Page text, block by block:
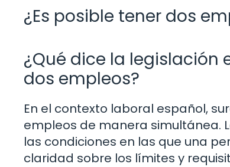
¿Es posible tener dos
¿Qué dice la
dos empleos?
En el contexto laboral español,
empleos de manera simultánea.
las condiciones en las que una
claridad sobre los límites y